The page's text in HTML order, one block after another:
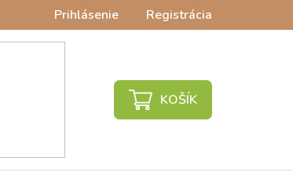
Prihlásenie Registrácia
NÁKUPNÝ